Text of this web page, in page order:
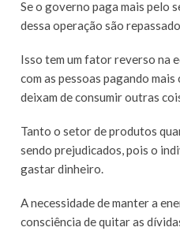
Se o governo paga mais pelo
dessa operação são
Isso tem um fator reverso na
com as pessoas pagando
deixam de consumir outras
Tanto o setor de produtos
sendo prejudicados, pois o
gastar dinheiro.
A necessidade de manter a
consciência de quitar as